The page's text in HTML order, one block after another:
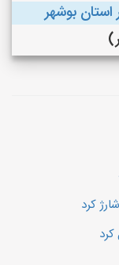
بوشهر
کرد